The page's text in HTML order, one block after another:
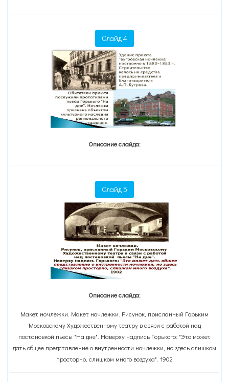
Слайд 4
Описание слайда:
Слайд 5
Описание слайда:
Макет ночлежки. Макет ночлежки. Рисунок, присланный Горьким
Московскому Художественному театру в связи с работой над
постановкой пьесы "На дне". Наверху надпись Горького: "Это может
дать общее представление о внутренности ночлежки, но здесь слишком
просторно, слишком много воздуха". 1902